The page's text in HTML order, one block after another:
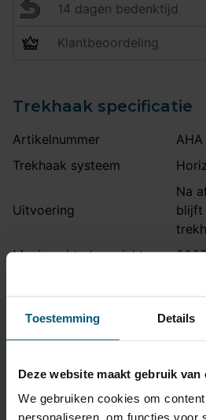
Toestemming Details
Deze website maakt gebruik van
We gebruiken cookies om
personaliseren, om functies voor
14 dagen bedenktijd
Klantbeoordeling
Trekhaak specificatie
Artikelnummer
Trekhaak systeem
Uitvoering
Na
blijft
Maximaal trekgewicht
Ook voor fietsendrager